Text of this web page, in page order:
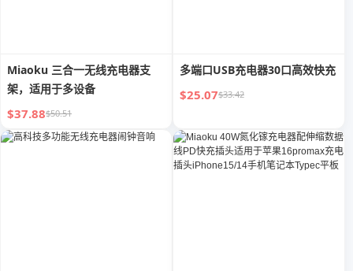
Miaoku 三合一无线充电器支
架，适用于多设备
$37.88$50.51
多端口USB充电器30口高效快充
$25.07$33.42